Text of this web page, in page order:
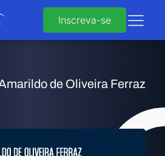
Inscreva-se
de Oliveira Ferraz